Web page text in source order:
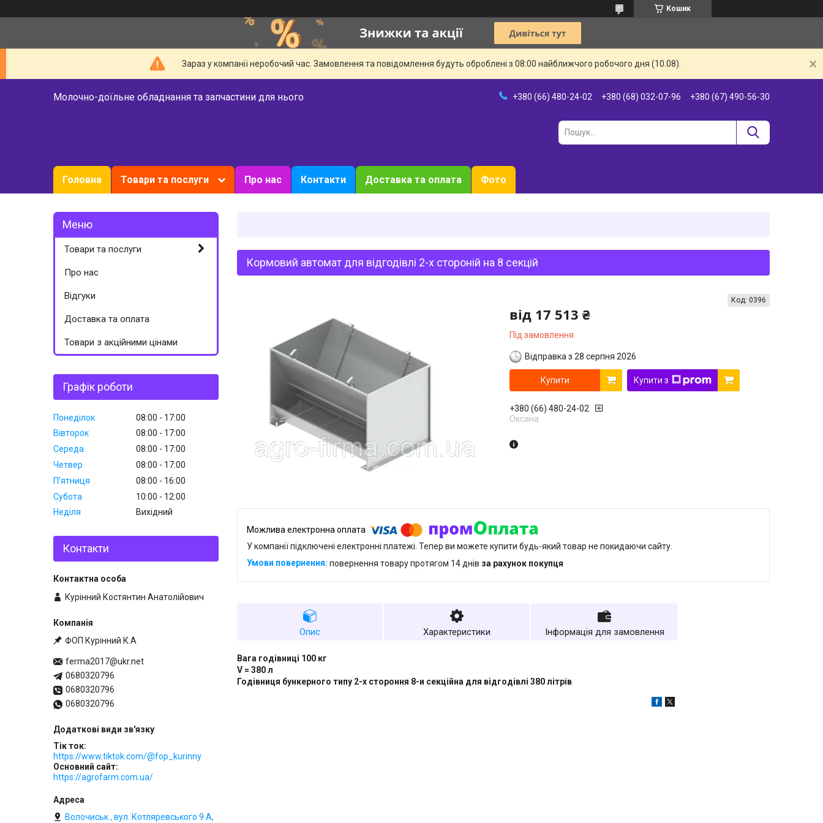
Кошик
Зараз у компанії неробочий час. Замовлення та повідомлення будуть оброблені з 08:00 найближчого робочого дня (10.08).
Молочно-доїльне обладнання та запчастини для нього +380 (66) 480-24-02 +380 (68) 032-07-96 +380 (67) 490-56-30
Головна Товари та послуги Про нас Контакти Доставка та оплата Фото
Кормовий автомат для відгодівлі 2-х стороній на 8 секцій
від 17 513 ₴
Під замовлення
Код: 0396
Відправка з 28 серпня 2026
Купити Купити з
+380 (66) 480-24-02
Оксана
У компанії підключені електронні платежі. Тепер ви можете купити будь-який товар не покидаючи сайту.
повернення товару протягом 14 днів за рахунок покупця
Опис Характеристики Інформація для замовлення
Вага годівниці 100 кг
V = 380 л
Годівниця бункерного типу 2-х стороння 8-и секційна для відгодівлі 380 літрів
Товари та послуги
Про нас
Відгуки
Доставка та оплата
Товари з акційними цінами
Графік роботи
Понеділок 08:00
17:00
Вівторок
08:00
17:00
Середа
08:00
17:00
Четвер
08:00
17:00
Пʼятниця
08:00
16:00
Субота
10:00
12:00
Неділя
Вихідний
Контакти
Курінний Костянтин Анатолійович
ФОП Курінний К.А
ferma2017@ukr.net
0680320796
0680320796
0680320796
Тік ток
https://www.tiktok.com/@fop_kurinny
Основний сайт
https://agrofarm.com.ua/
Волочиськ , вул. Котляревського 9 А,